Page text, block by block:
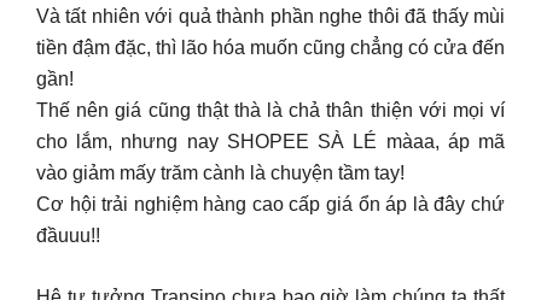
Và tất nhiên với quả thành phần nghe thôi đã thấy mùi
tiền đậm đặc, thì lão hóa muốn cũng chẳng có cửa đến
gần!
Thế nên giá cũng thật thà là chả thân thiện với mọi ví
cho lắm, nhưng nay SHOPEE SÀ LÉ màaa, áp mã
vào giảm mấy trăm cành là chuyện tầm tay!
Cơ hội trải nghiệm hàng cao cấp giá ổn áp là đây chứ
đầuuu!!